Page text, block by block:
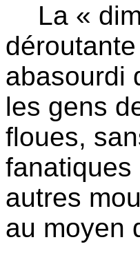
La «
abasourdi
les gens
floues,
autres
au moyen